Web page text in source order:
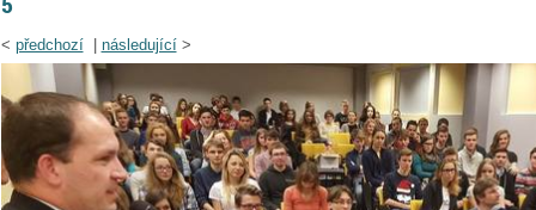
< předchozí| následující>